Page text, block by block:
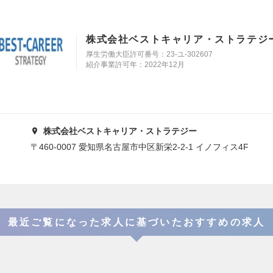
株式会社ベストキャリア・ストラテジ
厚生労働大臣許可番号：23-ユ-302607
紹介事業許可年：2022年12月
株式会社ベストキャリア・ストラテジー
〒460-0007 愛知県名古屋市中区新栄2-2-1 イノフィス4F
最近ご覧になった求人に基づいたおすすめの求人